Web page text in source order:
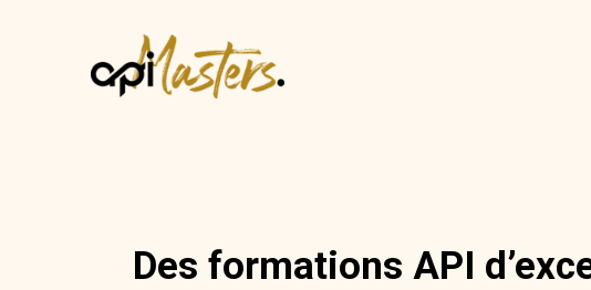
Des formations API